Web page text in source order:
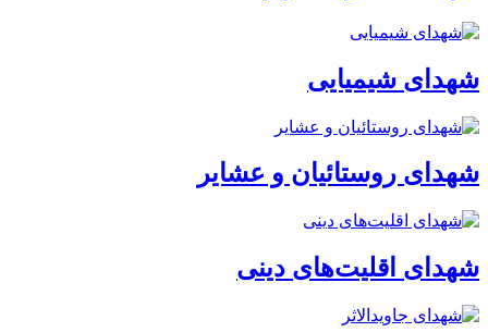
شهدای شیمیایی
شهدای روستائیان و عشایر
شهدای اقلیت‌های دینی